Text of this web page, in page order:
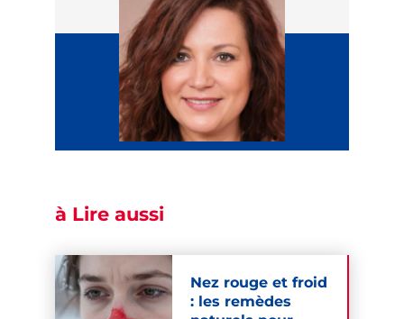
à Lire aussi
Nez rouge et froid
: les remèdes